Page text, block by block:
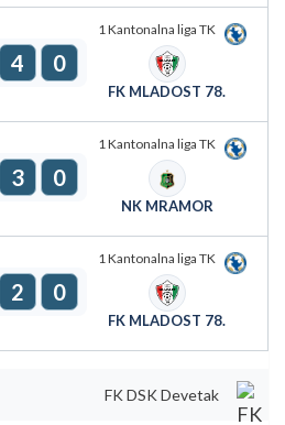
1 Kantonalna liga TK
4 0
FK MLADOST 78.
1 Kantonalna liga TK
3 0
NK MRAMOR
1 Kantonalna liga TK
2 0
FK MLADOST 78.
FK DSK Devetak